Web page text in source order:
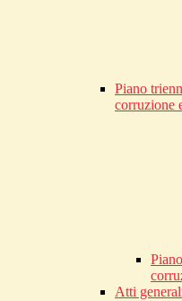
Piano
corruzione
Atti